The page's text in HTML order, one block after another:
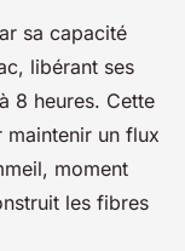
sa capacité
libérant ses
8 heures. Cette
un flux
moment
les fibres